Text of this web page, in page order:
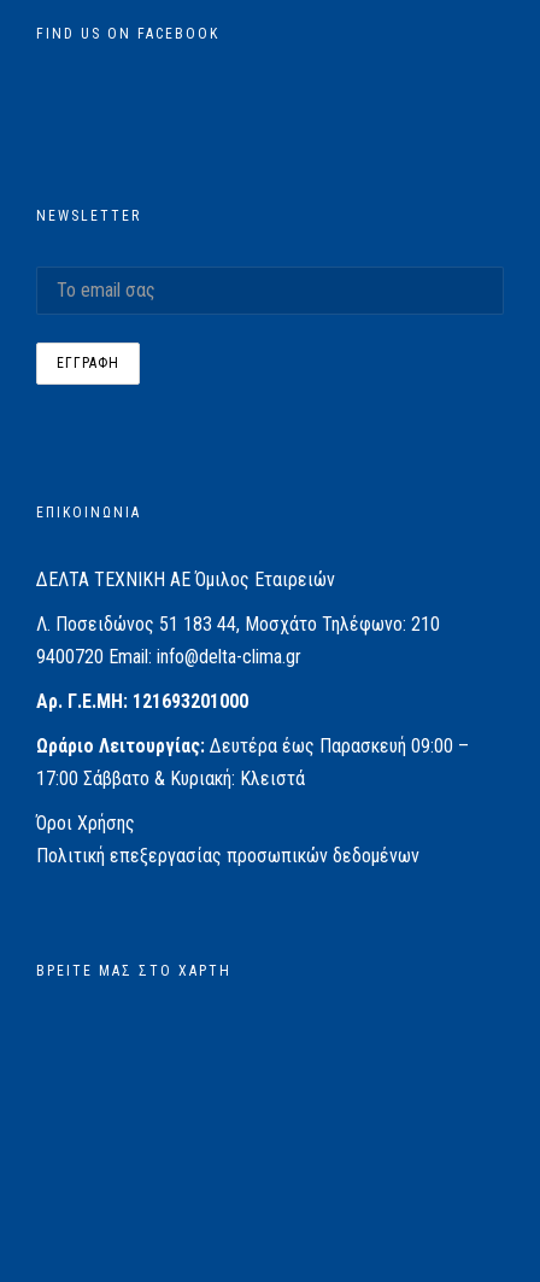
FIND US ON FACEBOOK
NEWSLETTER
ΕΠΙΚΟΙΝΩΝΙΑ
ΔΕΛΤΑ ΤΕΧΝΙΚΗ ΑΕΌμιλος Εταιρειών
Λ. Ποσειδώνος 51 183 44, Μοσχάτο Τηλέφωνο: 210
9400720 Email: info@delta-clima.gr
Αρ. Γ.Ε.ΜΗ: 121693201000
Ωράριο Λειτουργίας: Δευτέρα έως Παρασκευή 09:00 –
17:00 Σάββατο & Κυριακή: Κλειστά
Όροι Χρήσης
Πολιτική επεξεργασίας προσωπικών δεδομένων
ΒΡΕΊΤΕ ΜΑΣ ΣΤΟ ΧΆΡΤΗ